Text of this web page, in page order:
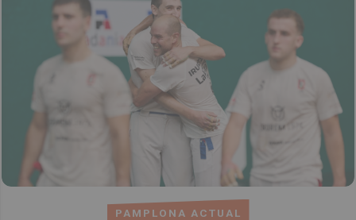
PAMPLONA ACTUAL